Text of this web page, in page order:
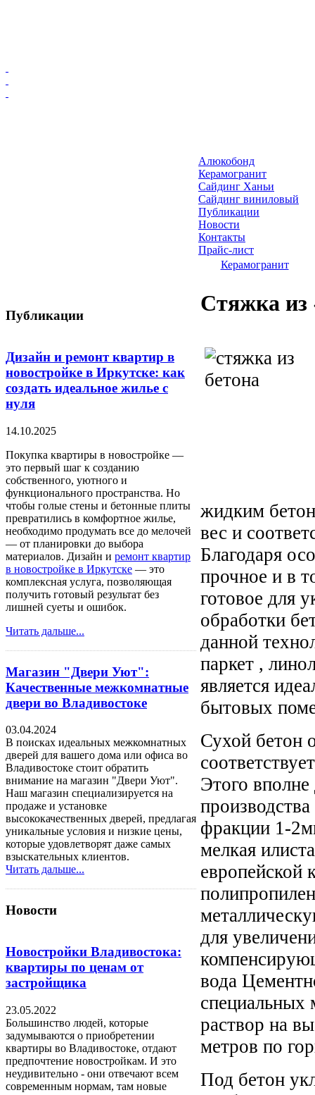
Публикации
Дизайн и ремонт квартир в
новостройке в Иркутске: как
создать идеальное жилье с
нуля
14.10.2025
Покупка квартиры в новостройке —
это первый шаг к созданию
собственного, уютного и
функционального пространства. Но
чтобы голые стены и бетонные плиты
превратились в комфортное жилье,
необходимо продумать все до мелочей
— от планировки до выбора
материалов. Дизайн и ремонт квартир
в новостройке в Иркутске — это
комплексная услуга, позволяющая
получить готовый результат без
лишней суеты и ошибок.
Читать дальше...
Магазин "Двери Уют":
Качественные межкомнатные
двери во Владивостоке
03.04.2024
В поисках идеальных межкомнатных
дверей для вашего дома или офиса во
Владивостоке стоит обратить
внимание на магазин "Двери Уют".
Наш магазин специализируется на
продаже и установке
высококачественных дверей, предлагая
уникальные условия и низкие цены,
которые удовлетворят даже самых
взыскательных клиентов.
Читать дальше...
Новости
Новостройки Владивостока:
квартиры по ценам от
застройщика
23.05.2022
Большинство людей, которые
задумываются о приобретении
квартиры во Владивостоке, отдают
предпочтение новостройкам. И это
неудивительно - они отвечают всем
современным нормам, там новые
Алюкобонд
Керамогранит
Сайдинг Ханьи
Сайдинг виниловый
Публикации
Новости
Контакты
Прайс-лист
Керамогранит
Стяжка из
жидким
вес и
Благодаря
прочное и в
готовое для
обработки
данной
паркет ,
является
бытовых
Сухой бетон
Этого
фракции 1-
мелкая
европейской
для
вода
специальных
раствор на
метров по
Под бетон